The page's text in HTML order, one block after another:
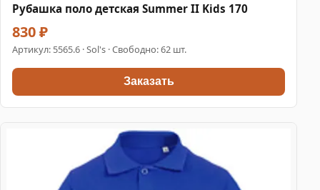
Рубашка поло детская Summer II Kids 170
830 ₽
Артикул: 5565.6 · Sol's · Свободно: 62 шт.
Заказать